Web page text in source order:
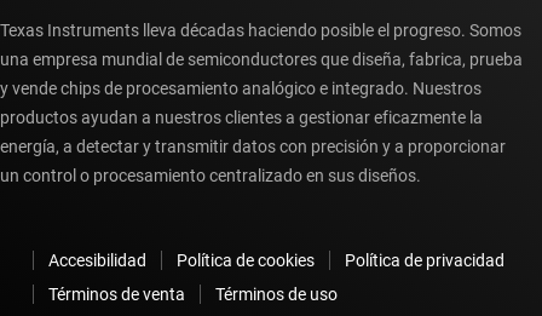
Texas Instruments lleva décadas haciendo posible el progreso. Somos
una empresa mundial de semiconductores que diseña, fabrica, prueba
y vende chips de procesamiento analógico e integrado. Nuestros
productos ayudan a nuestros clientes a gestionar eficazmente la
energía, a detectar y transmitir datos con precisión y a proporcionar
un control o procesamiento centralizado en sus diseños.
Accesibilidad Política de cookies
Política de privacidad
Términos de venta
Términos de uso